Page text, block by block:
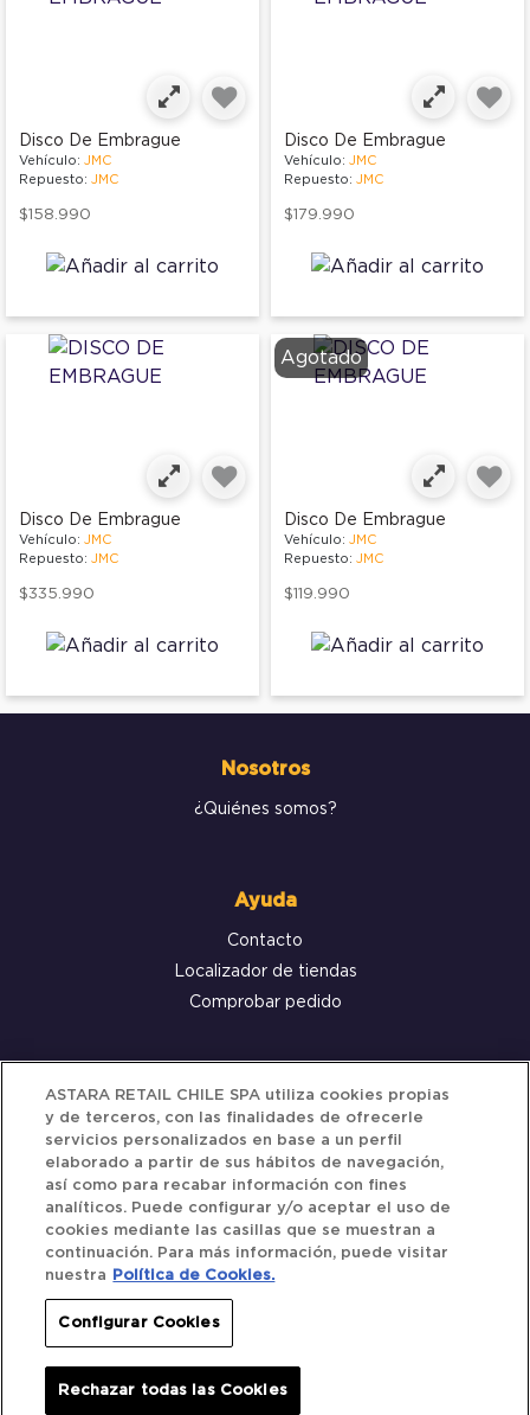
Disco De Embrague
Vehículo: JMC
Repuesto: JMC
$158.990
Disco De Embrague
Vehículo: JMC
Repuesto: JMC
$179.990
Disco De Embrague
Vehículo: JMC
Repuesto: JMC
$335.990
Agotado
Disco De Embrague
Vehículo: JMC
Repuesto: JMC
$119.990
Nosotros
¿Quiénes somos?
Ayuda
Contacto
Localizador de tiendas
Comprobar pedido
Servicio al cliente
Términos y Condiciones
Política de privacidad
Política de Cookies
Siguenos
Redes Sociales
ASTARA RETAIL CHILE SPA utiliza cookies propias
y de terceros, con las finalidades de ofrecerle
servicios personalizados en base a un perfil
elaborado a partir de sus hábitos de navegación,
así como para recabar información con fines
analíticos. Puede configurar y/o aceptar el uso de
cookies mediante las casillas que se muestran a
continuación. Para más información, puede visitar
nuestra
Política de Cookies.
Configurar Cookies
Rechazar todas las Cookies